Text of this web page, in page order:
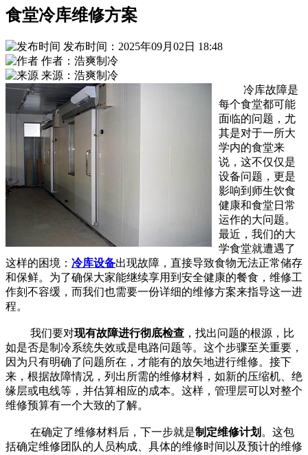
食堂冷库维修方案
发布时间：2025年09月02日 18:48
作者：浩爽制冷
来源：浩爽制冷
冷库故障是
每个食堂都可能
面临的问题，尤
其是对于一所大
学内的食堂来
说，这不仅仅是
设备问题，更是
影响到师生饮食
健康和食堂日常
运作的大问题。
最近，我们的大
学食堂就遭遇了
这样的困境： 冷库设备出现故障，直接导致食物无法正常储存
和保鲜。为了确保大家能继续享用到安全健康的餐食，维修工
作刻不容缓，而我们也需要一份详细的维修方案来指导这一进
程。
我们要对现有故障进行彻底检查 ，找出问题的根源，比
如是否是制冷系统失效或是电路问题等。这个步骤至关重要，
因为只有明确了问题所在，才能有的放矢地进行维修。接下
来，根据故障情况，列出所需的维修材料，如新的压缩机、绝
缘层或电线等，并估算相应的成本。这样，管理层可以对整个
维修预算有一个大致的了解。
在确定了维修材料后，下一步就是制定维修计划 。这包
括确定维修团队的人员构成、具体的维修时间以及预计的维修